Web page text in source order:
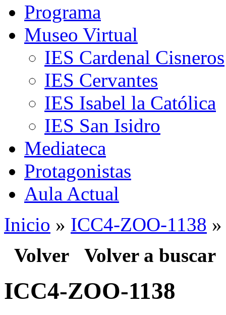
Programa
Museo Virtual
IES Cardenal Cisneros
IES Cervantes
IES Isabel la Católica
IES San Isidro
Mediateca
Protagonistas
Aula Actual
Inicio » ICC4-ZOO-1138
Volver Volver a buscar
ICC4-ZOO-1138